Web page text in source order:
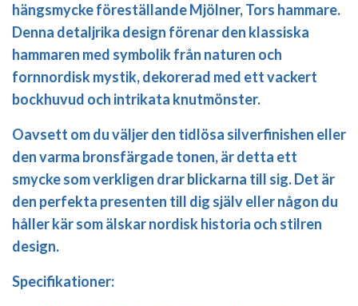
hängsmycke föreställande Mjölner, Tors hammare.
Denna detaljrika design förenar den klassiska
hammaren med symbolik från naturen och
fornnordisk mystik, dekorerad med ett vackert
bockhuvud och intrikata knutmönster.
Oavsett om du väljer den tidlösa silverfinishen eller
den varma bronsfärgade tonen, är detta ett
smycke som verkligen drar blickarna till sig. Det är
den perfekta presenten till dig själv eller någon du
håller kär som älskar nordisk historia och stilren
design.
Specifikationer: